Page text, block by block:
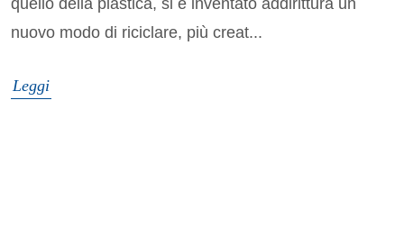
quello della plastica, si è inventato addirittura un
nuovo modo di riciclare, più creat...
Leggi